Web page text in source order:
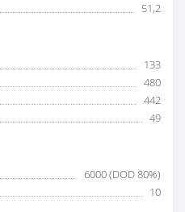
51,2
133
480
442
49
6000 (DOD 80%)
10